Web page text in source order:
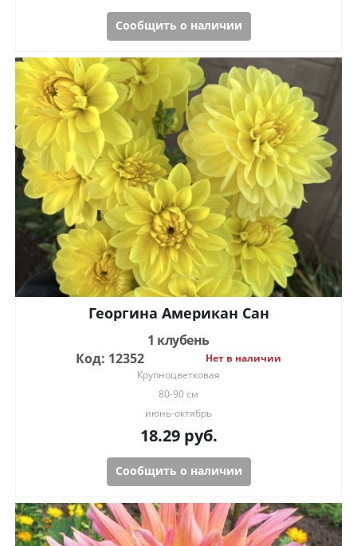
Сообщить о наличии
Георгина Американ Сан
1 клубень
Код: 12352
Нет в наличии
Крупноцветковая
80-90 см
июнь-октябрь
18.29руб.
Сообщить о наличии